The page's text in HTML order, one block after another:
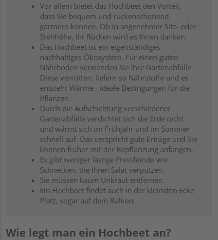
Vor allem bietet das Hochbeet den Vorteil,
dass Sie bequem und rückenschonend
gärtnern können. Ob in angenehmer Sitz- oder
Stehhöhe, Ihr Rücken wird es Ihnen danken.
Das Hochbeet ist ein eigenständiges
nachhaltiges Ökosystem. Für einen guten
Nährboden verwenden Sie Ihre Gartenabfälle.
Diese verrotten, liefern so Nährstoffe und es
entsteht Wärme - ideale Bedingungen für die
Pflanzen.
Durch die Aufschichtung verschiedener
Gartenabfälle verdichtet sich die Erde nicht
und wärmt sich im Frühjahr und im Sommer
schnell auf. Das verspricht gute Erträge und Sie
können früher mit der Bepflanzung anfangen.
Es gibt weniger lästige Fressfeinde wie
Schnecken, die Ihren Salat verputzen.
Sie müssen kaum Unkraut entfernen.
Ein Hochbeet findet auch in der kleinsten Ecke
Platz, sogar auf dem Balkon.
Wie legt man ein Hochbeet an?